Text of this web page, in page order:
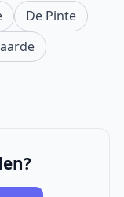
De Pinte